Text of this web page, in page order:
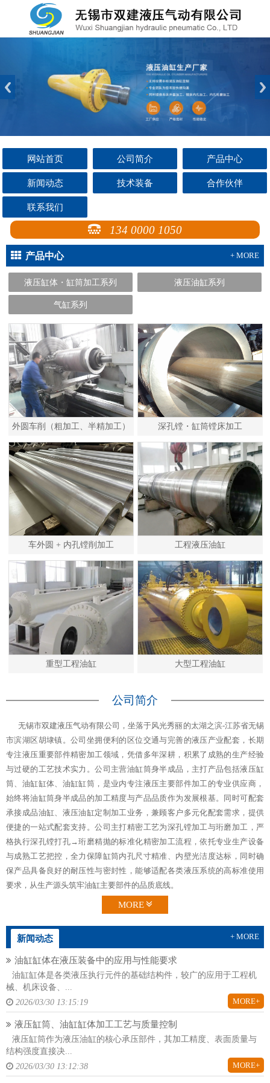
网站首页 公司简介 产品中心
新闻动态 技术装备 合作伙伴
联系我们
134 0000 1050
产品中心 + MORE
液压缸体・缸筒加工系列 液压油缸系列
气缸系列
外圆车削（粗加工、半精加工） 深孔镗・缸筒镗床加工
车外圆 + 内孔镗削加工 工程液压油缸
重型工程油缸 大型工程油缸
公司简介
无锡市双建液压气动有限公司，坐落于风光秀丽的太湖之滨-江苏省无锡
市滨湖区胡埭镇。公司坐拥便利的区位交通与完善的液压产业配套，长期
专注液压重要部件精密加工领域，凭借多年深耕，积累了成熟的生产经验
与过硬的工艺技术实力。公司主营油缸筒身半成品，主打产品包括液压缸
筒、油缸缸体、油缸缸筒，是业内专注液压主要部件加工的专业供应商，
始终将油缸筒身半成品的加工精度与产品品质作为发展根基。同时可配套
承接成品油缸、液压油缸定制加工业务，兼顾客户多元化配套需求，提供
便捷的一站式配套支持。公司主打精密工艺为深孔镗加工与珩磨加工，严
格执行深孔镗打孔→珩磨精抛的标准化精密加工流程，依托专业生产设备
与成熟工艺把控，全力保障缸筒内孔尺寸精准、内壁光洁度达标，同时确
保产品具备良好的耐压性与密封性，能够适配各类液压系统的高标准使用
要求，从生产源头筑牢油缸主要部件的品质底线。
MORE
新闻动态 + MORE
油缸缸体在液压装备中的应用与性能要求
油缸缸体是各类液压执行元件的基础结构件，较广的应用于工程机
械、机床设备、...
2026/03/30 13:15:19
MORE+
液压缸筒、油缸缸体加工工艺与质量控制
液压缸筒作为液压油缸的核心承压部件，其加工精度、表面质量与
结构强度直接决...
2026/03/30 13:12:38
MORE+